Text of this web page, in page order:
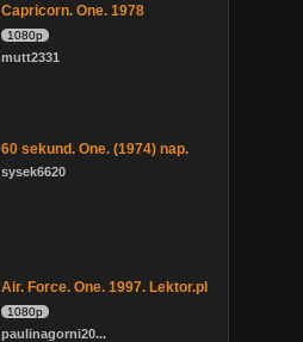
Capricorn. One. 1978
1080p
mutt2331
60 sekund. One. (1974) nap.
sysek6620
Air. Force. One. 1997. Lektor.pl
1080p
paulinagorni20...